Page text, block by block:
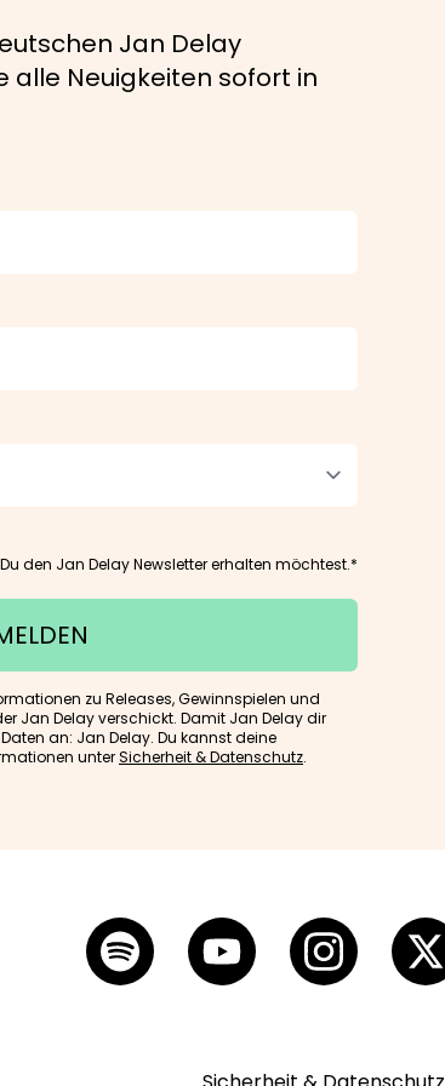
Jan Delay
alle Neuigkeiten sofort in
den Jan Delay Newsletter erhalten möchtest.*
zu Releases, Gewinnspielen und
Jan Delay verschickt. Damit Jan Delay dir
an: Jan Delay. Du kannst deine
unterSicherheit & Datenschutz.